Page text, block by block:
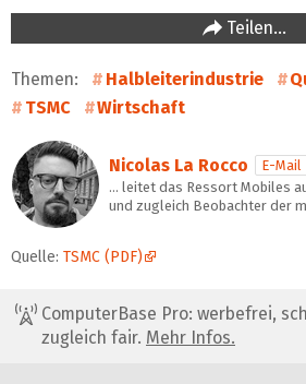
Teilen…
Themen: Halbleiterindustrie
TSMC
Wirtschaft
Nicolas La Rocco E-Mail
… leitet das Ressort Mobiles
und zugleich Beobachter der
Quelle: TSMC (PDF)
ComputerBase Pro: werbefrei,
zugleich fair. Mehr Infos.